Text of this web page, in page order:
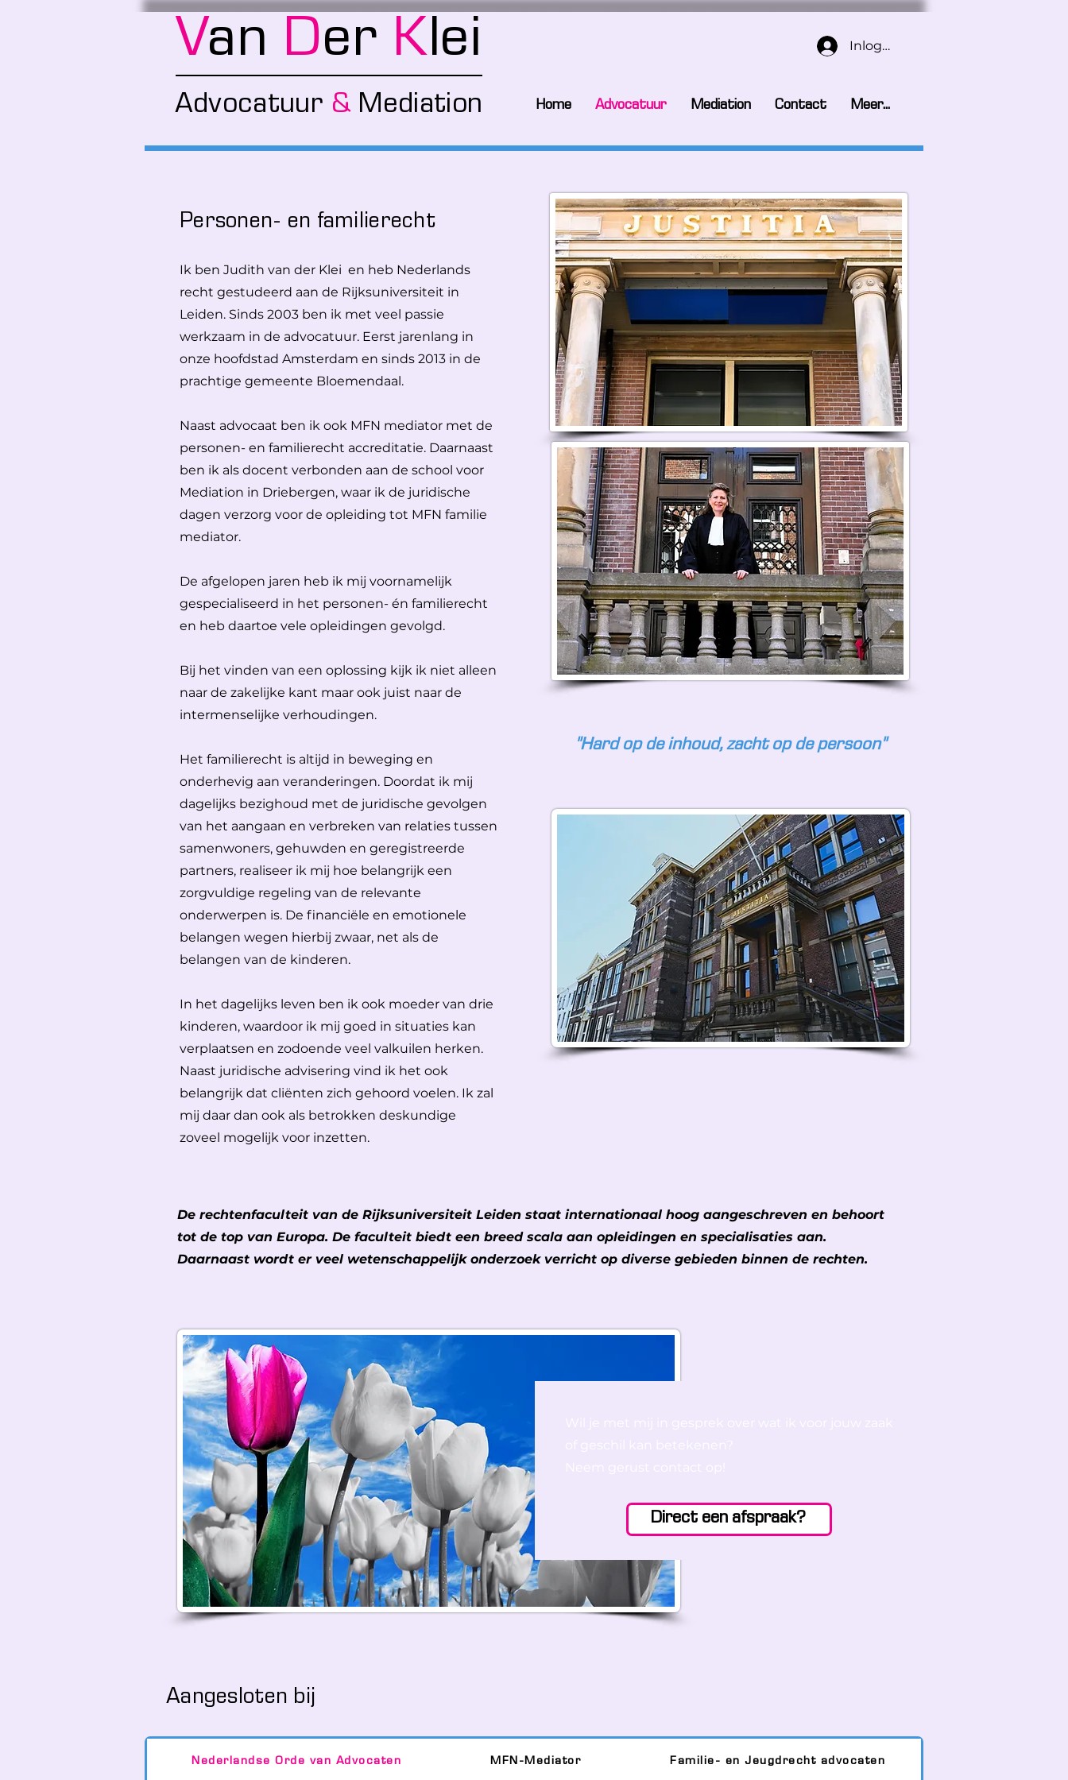
Van Der Klei
Advocatuur & Mediation
Inloggen
Home Advocatuur Mediation Contact Meer...
Personen- en familierecht
Ik ben Judith van der Klei en heb Nederlands
recht gestudeerd aan de Rijksuniversiteit in
Leiden. Sinds 2003 ben ik met veel passie
werkzaam in de advocatuur. Eerst jarenlang in
onze hoofdstad Amsterdam en sinds 2013 in de
prachtige gemeente Bloemendaal.
Naast advocaat ben ik ook MFN mediator met de
personen- en familierecht accreditatie. Daarnaast
ben ik als docent verbonden aan de school voor
Mediation in Driebergen, waar ik de juridische
dagen verzorg voor de opleiding tot MFN familie
mediator.
De afgelopen jaren heb ik mij voornamelijk
gespecialiseerd in het personen- én familierecht
en heb daartoe vele opleidingen gevolgd.
Bij het vinden van een oplossing kijk ik niet alleen
naar de zakelijke kant maar ook juist naar de
intermenselijke verhoudingen.
Het familierecht is altijd in beweging en
onderhevig aan veranderingen. Doordat ik mij
dagelijks bezighoud met de juridische gevolgen
van het aangaan en verbreken van relaties tussen
samenwoners, gehuwden en geregistreerde
partners, realiseer ik mij hoe belangrijk een
zorgvuldige regeling van de relevante
onderwerpen is. De financiële en emotionele
belangen wegen hierbij zwaar, net als de
belangen van de kinderen.
In het dagelijks leven ben ik ook moeder van drie
kinderen, waardoor ik mij goed in situaties kan
verplaatsen en zodoende veel valkuilen herken.
Naast juridische advisering vind ik het ook
belangrijk dat cliënten zich gehoord voelen. Ik zal
mij daar dan ook als betrokken deskundige
zoveel mogelijk voor inzetten.
"Hard op de inhoud, zacht op de persoon"
De rechtenfaculteit van de Rijksuniversiteit Leiden staat internationaal hoog aangeschreven en behoort
tot de top van Europa. De faculteit biedt een breed scala aan opleidingen en specialisaties aan.
Daarnaast wordt er veel wetenschappelijk onderzoek verricht op diverse gebieden binnen de rechten.
Direct een afspraak?
Aangesloten bij
Nederlandse Orde van Advocaten MFN-Mediator Familie- en Jeugdrecht advocaten